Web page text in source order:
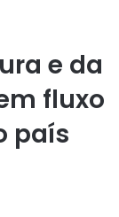
e da
fluxo
país